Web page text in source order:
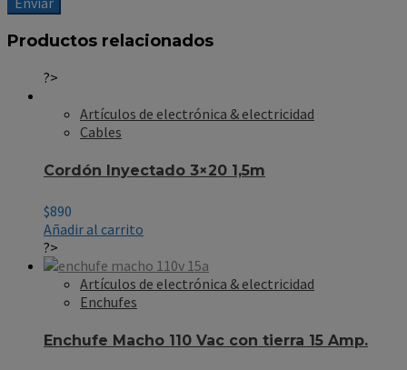
Productos relacionados
?>
Artículos de electrónica & electricidad
Cables
Cordón Inyectado 3×20 1,5m
$890
Añadir al carrito
?>
Artículos de electrónica & electricidad
Enchufes
Enchufe Macho 110 Vac con tierra 15 Amp.